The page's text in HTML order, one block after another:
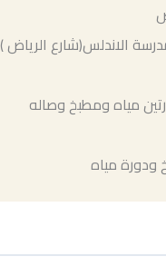
الاندلس(شارع الرياض )
مياه ومطبخ وصاله
ودورة مياه